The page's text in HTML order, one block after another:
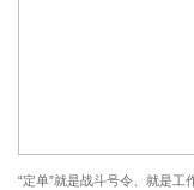
“定单”就是战斗号令、就是